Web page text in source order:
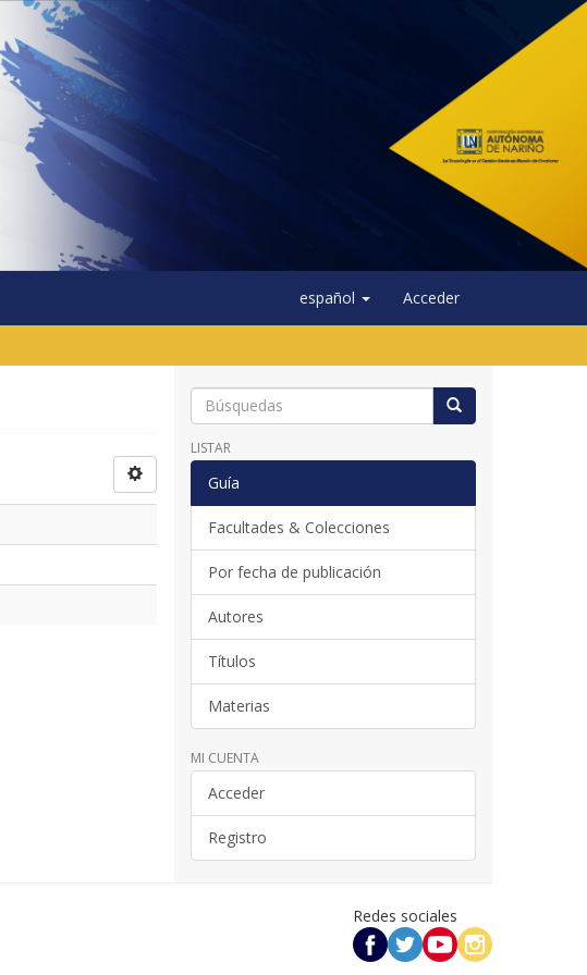
español Acceder
LISTAR
Guía
Facultades & Colecciones
Por fecha de publicación
Autores
Títulos
Materias
MI CUENTA
Acceder
Registro
Redes sociales